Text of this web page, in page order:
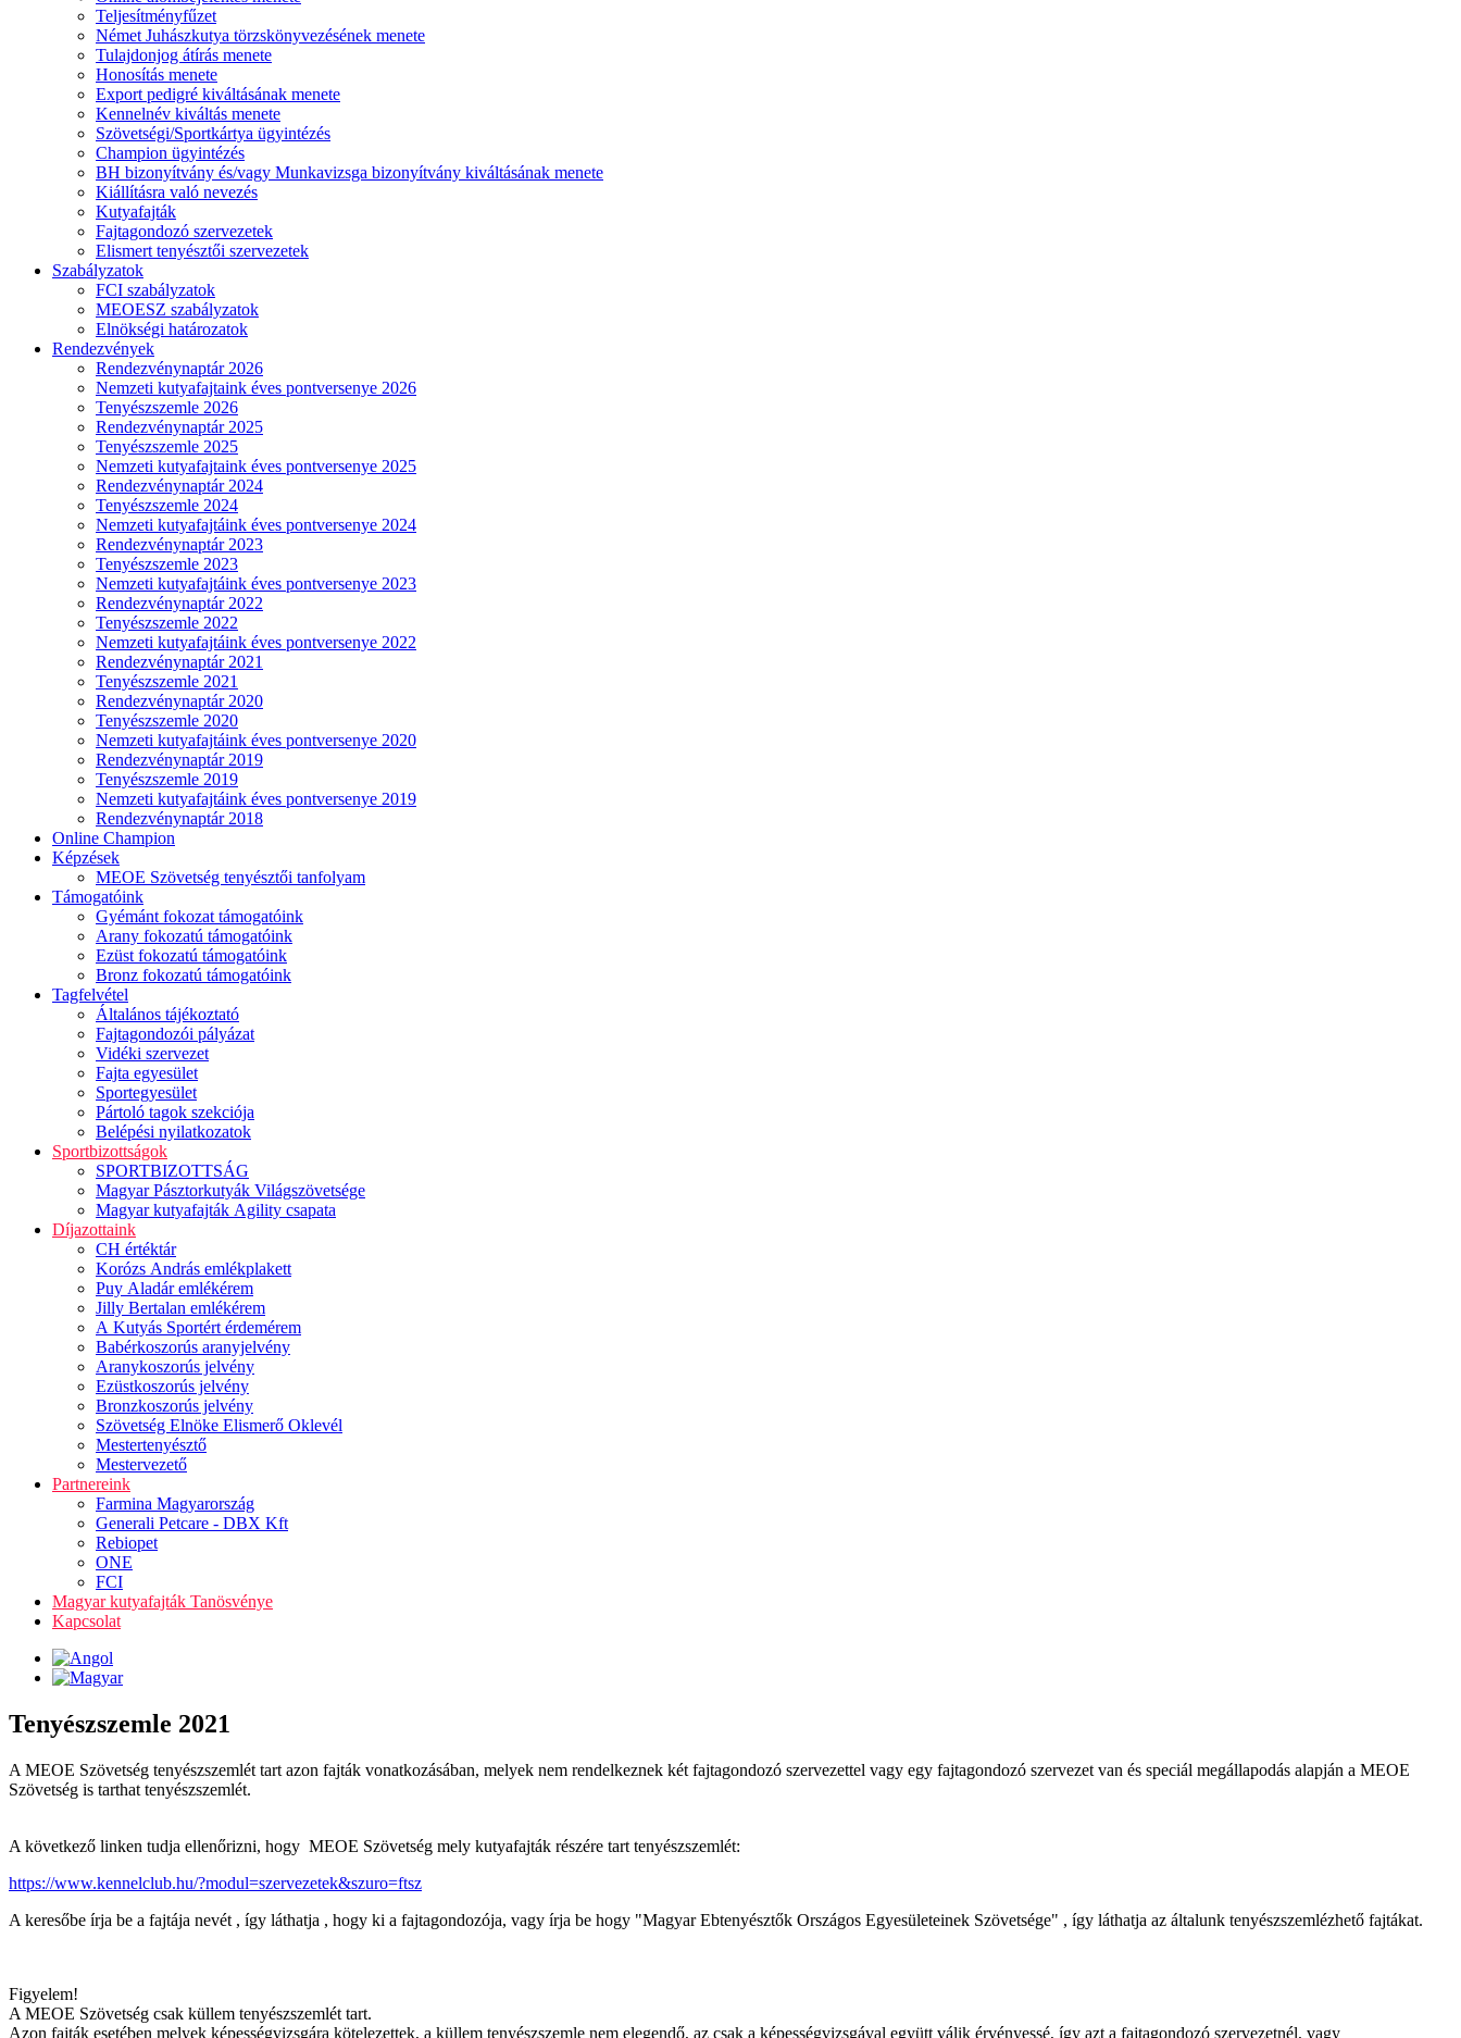
Teljesítményfűzet
Német Juhászkutya törzskönyvezésének menete
Tulajdonjog átírás menete
Honosítás menete
Export pedigré kiváltásának menete
Kennelnév kiváltás menete
Szövetségi/Sportkártya ügyintézés
Champion ügyintézés
BH bizonyítvány és/vagy Munkavizsga bizonyítvány kiváltásának menete
Kiállításra való nevezés
Kutyafajták
Fajtagondozó szervezetek
Elismert tenyésztői szervezetek
Szabályzatok
FCI szabályzatok
MEOESZ szabályzatok
Elnökségi határozatok
Rendezvények
Rendezvénynaptár 2026
Nemzeti kutyafajtaink éves pontversenye 2026
Tenyészszemle 2026
Rendezvénynaptár 2025
Tenyészszemle 2025
Nemzeti kutyafajtaink éves pontversenye 2025
Rendezvénynaptár 2024
Tenyészszemle 2024
Nemzeti kutyafajtáink éves pontversenye 2024
Rendezvénynaptár 2023
Tenyészszemle 2023
Nemzeti kutyafajtáink éves pontversenye 2023
Rendezvénynaptár 2022
Tenyészszemle 2022
Nemzeti kutyafajtáink éves pontversenye 2022
Rendezvénynaptár 2021
Tenyészszemle 2021
Rendezvénynaptár 2020
Tenyészszemle 2020
Nemzeti kutyafajtáink éves pontversenye 2020
Rendezvénynaptár 2019
Tenyészszemle 2019
Nemzeti kutyafajtáink éves pontversenye 2019
Rendezvénynaptár 2018
Online Champion
Képzések
MEOE Szövetség tenyésztői tanfolyam
Támogatóink
Gyémánt fokozat támogatóink
Arany fokozatú támogatóink
Ezüst fokozatú támogatóink
Bronz fokozatú támogatóink
Tagfelvétel
Általános tájékoztató
Fajtagondozói pályázat
Vidéki szervezet
Fajta egyesület
Sportegyesület
Pártoló tagok szekciója
Belépési nyilatkozatok
Sportbizottságok
SPORTBIZOTTSÁG
Magyar Pásztorkutyák Világszövetsége
Magyar kutyafajták Agility csapata
Díjazottaink
CH értéktár
Korózs András emlékplakett
Puy Aladár emlékérem
Jilly Bertalan emlékérem
A Kutyás Sportért érdemérem
Babérkoszorús aranyjelvény
Aranykoszorús jelvény
Ezüstkoszorús jelvény
Bronzkoszorús jelvény
Szövetség Elnöke Elismerő Oklevél
Mestertenyésztő
Mestervezető
Partnereink
Farmina Magyarország
Generali Petcare - DBX Kft
Rebiopet
ONE
FCI
Magyar kutyafajták Tanösvénye
Kapcsolat
Tenyészszemle 2021
A MEOE Szövetség tenyészszemlét tart azon fajták vonatkozásában, melyek nem rendelkeznek két fajtagondozó szervezettel vagy egy fajtagondozó szervezet van és speciál megállapodás alapján a MEOE
Szövetség is tarthat tenyészszemlét.
A következő linken tudja ellenőrizni, hogy MEOE Szövetség mely kutyafajták részére tart tenyészszemlét:
https://www.kennelclub.hu/?modul=szervezetek&szuro=ftsz
A keresőbe írja be a fajtája nevét , így láthatja , hogy ki a fajtagondozója, vagy írja be hogy "Magyar Ebtenyésztők Országos Egyesületeinek Szövetsége" , így láthatja az általunk tenyészszemlézhető fajtákat.
Figyelem!
A MEOE Szövetség csak küllem tenyészszemlét tart.
Azon fajták esetében melyek képességvizsgára kötelezettek, a küllem tenyészszemle nem elegendő, az csak a képességvizsgával együtt válik érvényessé, így azt a fajtagondozó szervezetnél, vagy